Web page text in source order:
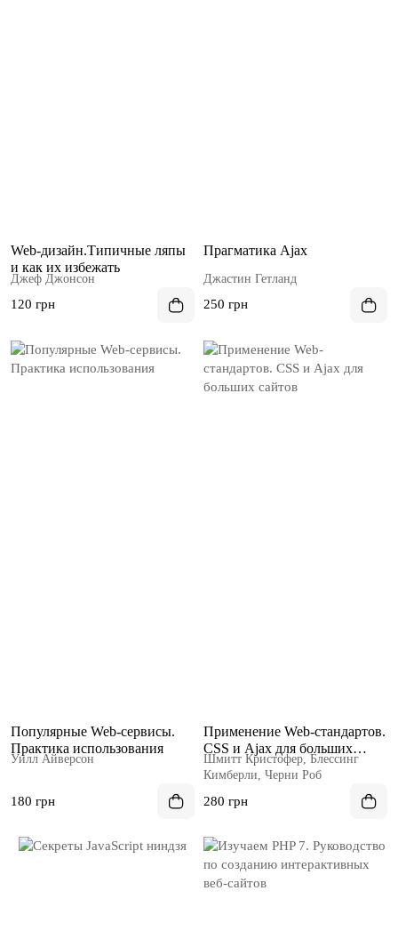
Web-дизайн.Типичные ляпы
и как их избежать
Джеф Джонсон
120 грн
Прагматика Ajax
Джастин Гетланд
250 грн
Популярные Web-сервисы.
Практика использования
Уилл Айверсон
180 грн
Применение Web-стандартов.
CSS и Ajax для больших
сайтов
Шмитт Кристофер, Блессинг
Кимберли, Черни Роб
280 грн